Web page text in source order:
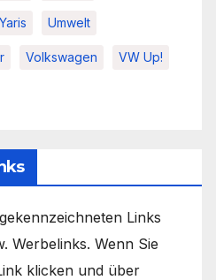
Umwelt
Volkswagen VW Up!
Links
Werbelinks. Wenn Sie
klicken und über